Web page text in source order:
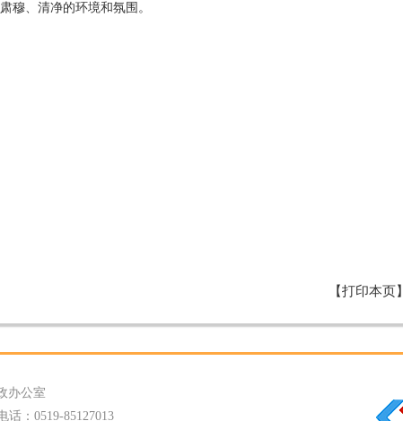
穆、清净的环境和氛围。
【打印本页】
办公室
：0519-85127013